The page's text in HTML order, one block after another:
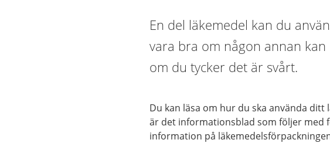
En del läkemedel kan du
vara bra om någon annan
om du tycker det är svårt.
Du kan läsa om hur du ska använda ditt
är det informationsblad som följer med
information på